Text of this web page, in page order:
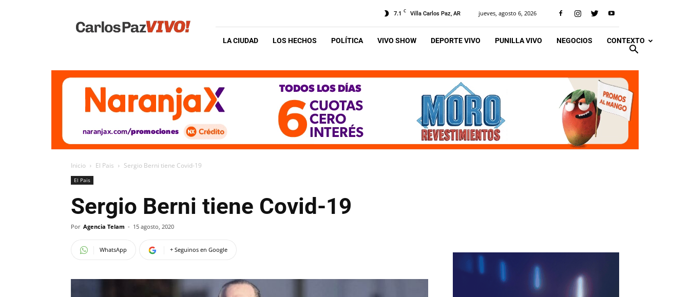
Vivo
7.1 C Villa Carlos Paz, AR jueves, agosto 6, 2026
LA CIUDAD LOS HECHOS POLÍTICA VIVO SHOW DEPORTE VIVO PUNILLA VIVO NEGOCIOS CONTEXTO
Inicio El Pais Sergio Berni tiene Covid-19
El Pais
Sergio Berni tiene Covid-19
Por Agencia Telam - 15 agosto, 2020
WhatsApp + Seguinos en Google